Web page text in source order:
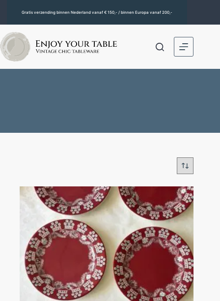
Gratis verzending binnen Nederland vanaf € 150,- / binnen Europa vanaf 200,-